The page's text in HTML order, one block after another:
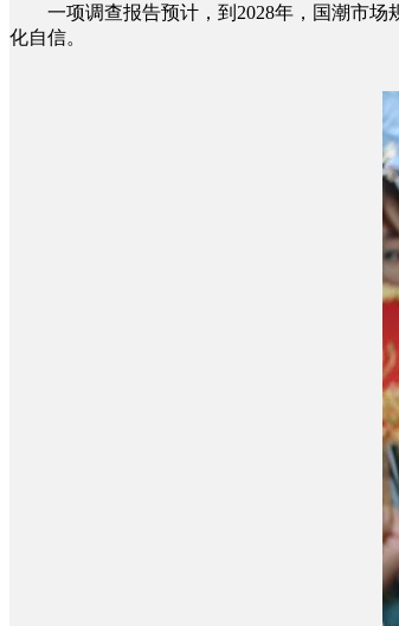
一项调查报告预计，到2028年，国潮市场
化自信。